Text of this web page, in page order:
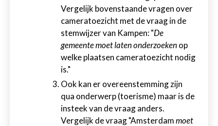
Vergelijk bovenstaande vragen over
cameratoezicht met de vraag in de
stemwijzer van Kampen: "De
gemeente moet laten onderzoekenop
welke plaatsen cameratoezicht nodig
is."
Ook kan er overeenstemming zijn
qua onderwerp (toerisme) maar is de
insteek van de vraag anders.
Vergelijk de vraag "Amsterdammoet